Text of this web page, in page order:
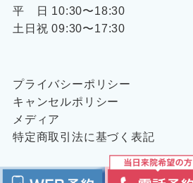
平 日 10:30〜18:30
土日祝 09:30〜17:30
プライバシーポリシー
キャンセルポリシー
メディア
特定商取引法に基づく表記